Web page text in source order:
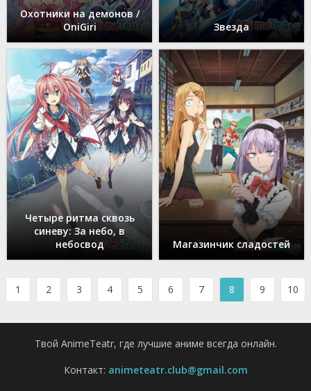
Охотники на демонов /
OniGiri
Звезда
Четыре ритма сквозь
синеву: За небо, в
небосвод
Магазинчик сладостей
1 2 3 4 5 6 7 8 9 10
Твой AnimeTeatr, где лучшие аниме всегда онлайн.
Контакт: animeteatr.club@gmail.com